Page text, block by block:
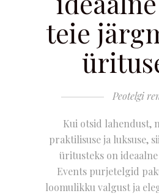
teie
Peotelgi
Kui otsid lahendust,
praktilisuse ja luksuse,
üritusteks on
Events purjetelgid
loomulikku valgust ja